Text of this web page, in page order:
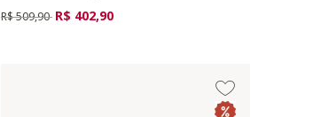
Preço reduzido de
R$ 509,90 para
R$ 402,90